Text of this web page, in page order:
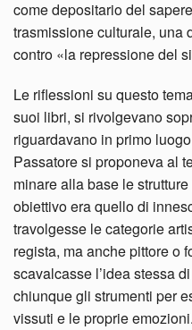
come depositario del
trasmissione culturale, una
contro «la repressione del
Le riflessioni su questo
suoi libri, si rivolgevano
riguardavano in primo
Passatore si proponeva al
minare alla base le
obiettivo era quello di
travolgesse le categorie
regista, ma anche pittore o
scavalcasse l’idea stessa
chiunque gli strumenti per
vissuti e le proprie emozioni.